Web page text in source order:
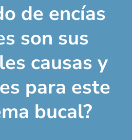
de encías
son sus
causas y
para este
bucal?